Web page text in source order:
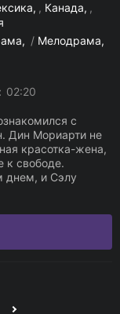
, Канада ,
/ Мелодрама
02:20
с
Дин Мориарти не
красотка-жена,
к свободе.
днем, и Сэлу